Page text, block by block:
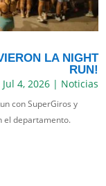
LA NIGHT
RUN!
Jul 4, 2026| Noticias
con SuperGiros y
el departamento.